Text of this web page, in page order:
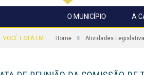
O MUNICÍPIO A
VOCÊ ESTÁ EM: Home » Atividades